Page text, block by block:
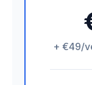
+ €49/